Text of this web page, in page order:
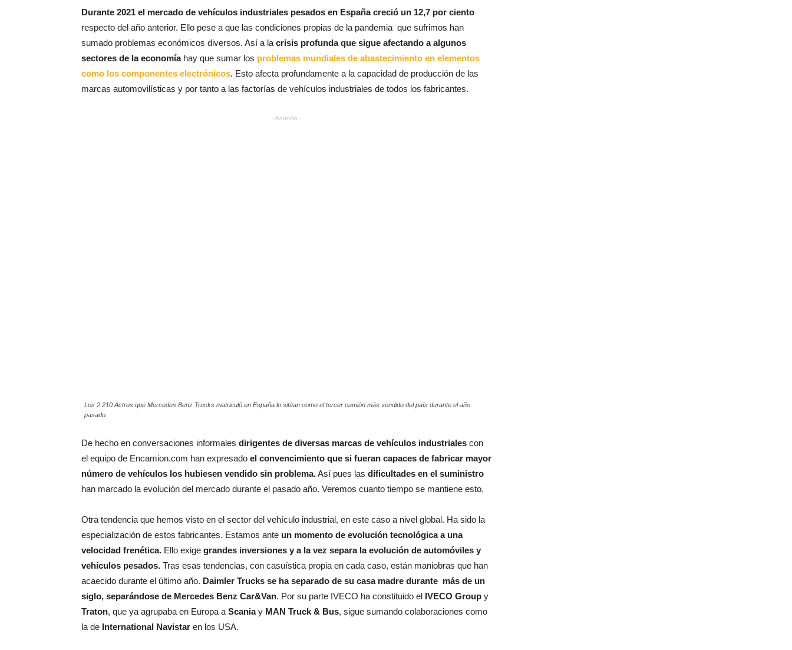
Durante 2021 el mercado de vehículos industriales pesados en España creció un 12,7 por ciento
respecto del año anterior. Ello pese a que las condiciones propias de la pandemia que sufrimos han
sumado problemas económicos diversos. Así a la crisis profunda que sigue afectando a algunos
sectores de la economíahay que sumar los problemas mundiales de abastecimiento en elementos
como los componentes electrónicos. Esto afecta profundamente a la capacidad de producción de las
marcas automovilísticas y por tanto a las factorías de vehículos industriales de todos los fabricantes.
- Anuncio -
Los 2.210 Actros que Mercedes Benz Trucks matriculó en España lo sitúan como el tercer camión más vendido del país durante el año
pasado.
De hecho en conversaciones informales dirigentes de diversas marcas de vehículos industriales con
el equipo de Encamion.com han expresado el convencimiento que si fueran capaces de fabricar mayor
número de vehículos los hubiesen vendido sin problema.Así pues las dificultades en el suministro
han marcado la evolución del mercado durante el pasado año. Veremos cuanto tiempo se mantiene esto.
Otra tendencia que hemos visto en el sector del vehículo industrial, en este caso a nivel global. Ha sido la
especialización de estos fabricantes. Estamos ante un momento de evolución tecnológica a una
velocidad frenética. Ello exige grandes inversiones y a la vez separa la evolución de automóviles y
vehículos pesados. Tras esas tendencias, con casuística propia en cada caso, están maniobras que han
acaecido durante el último año. Daimler Trucks se ha separado de su casa madre durante más de un
siglo, separándose de Mercedes Benz Car&Van. Por su parte IVECO ha constituido el IVECO Group y
Traton, que ya agrupaba en Europa a Scaniay MAN Truck & Bus, sigue sumando colaboraciones como
la de International Navistar en los USA.